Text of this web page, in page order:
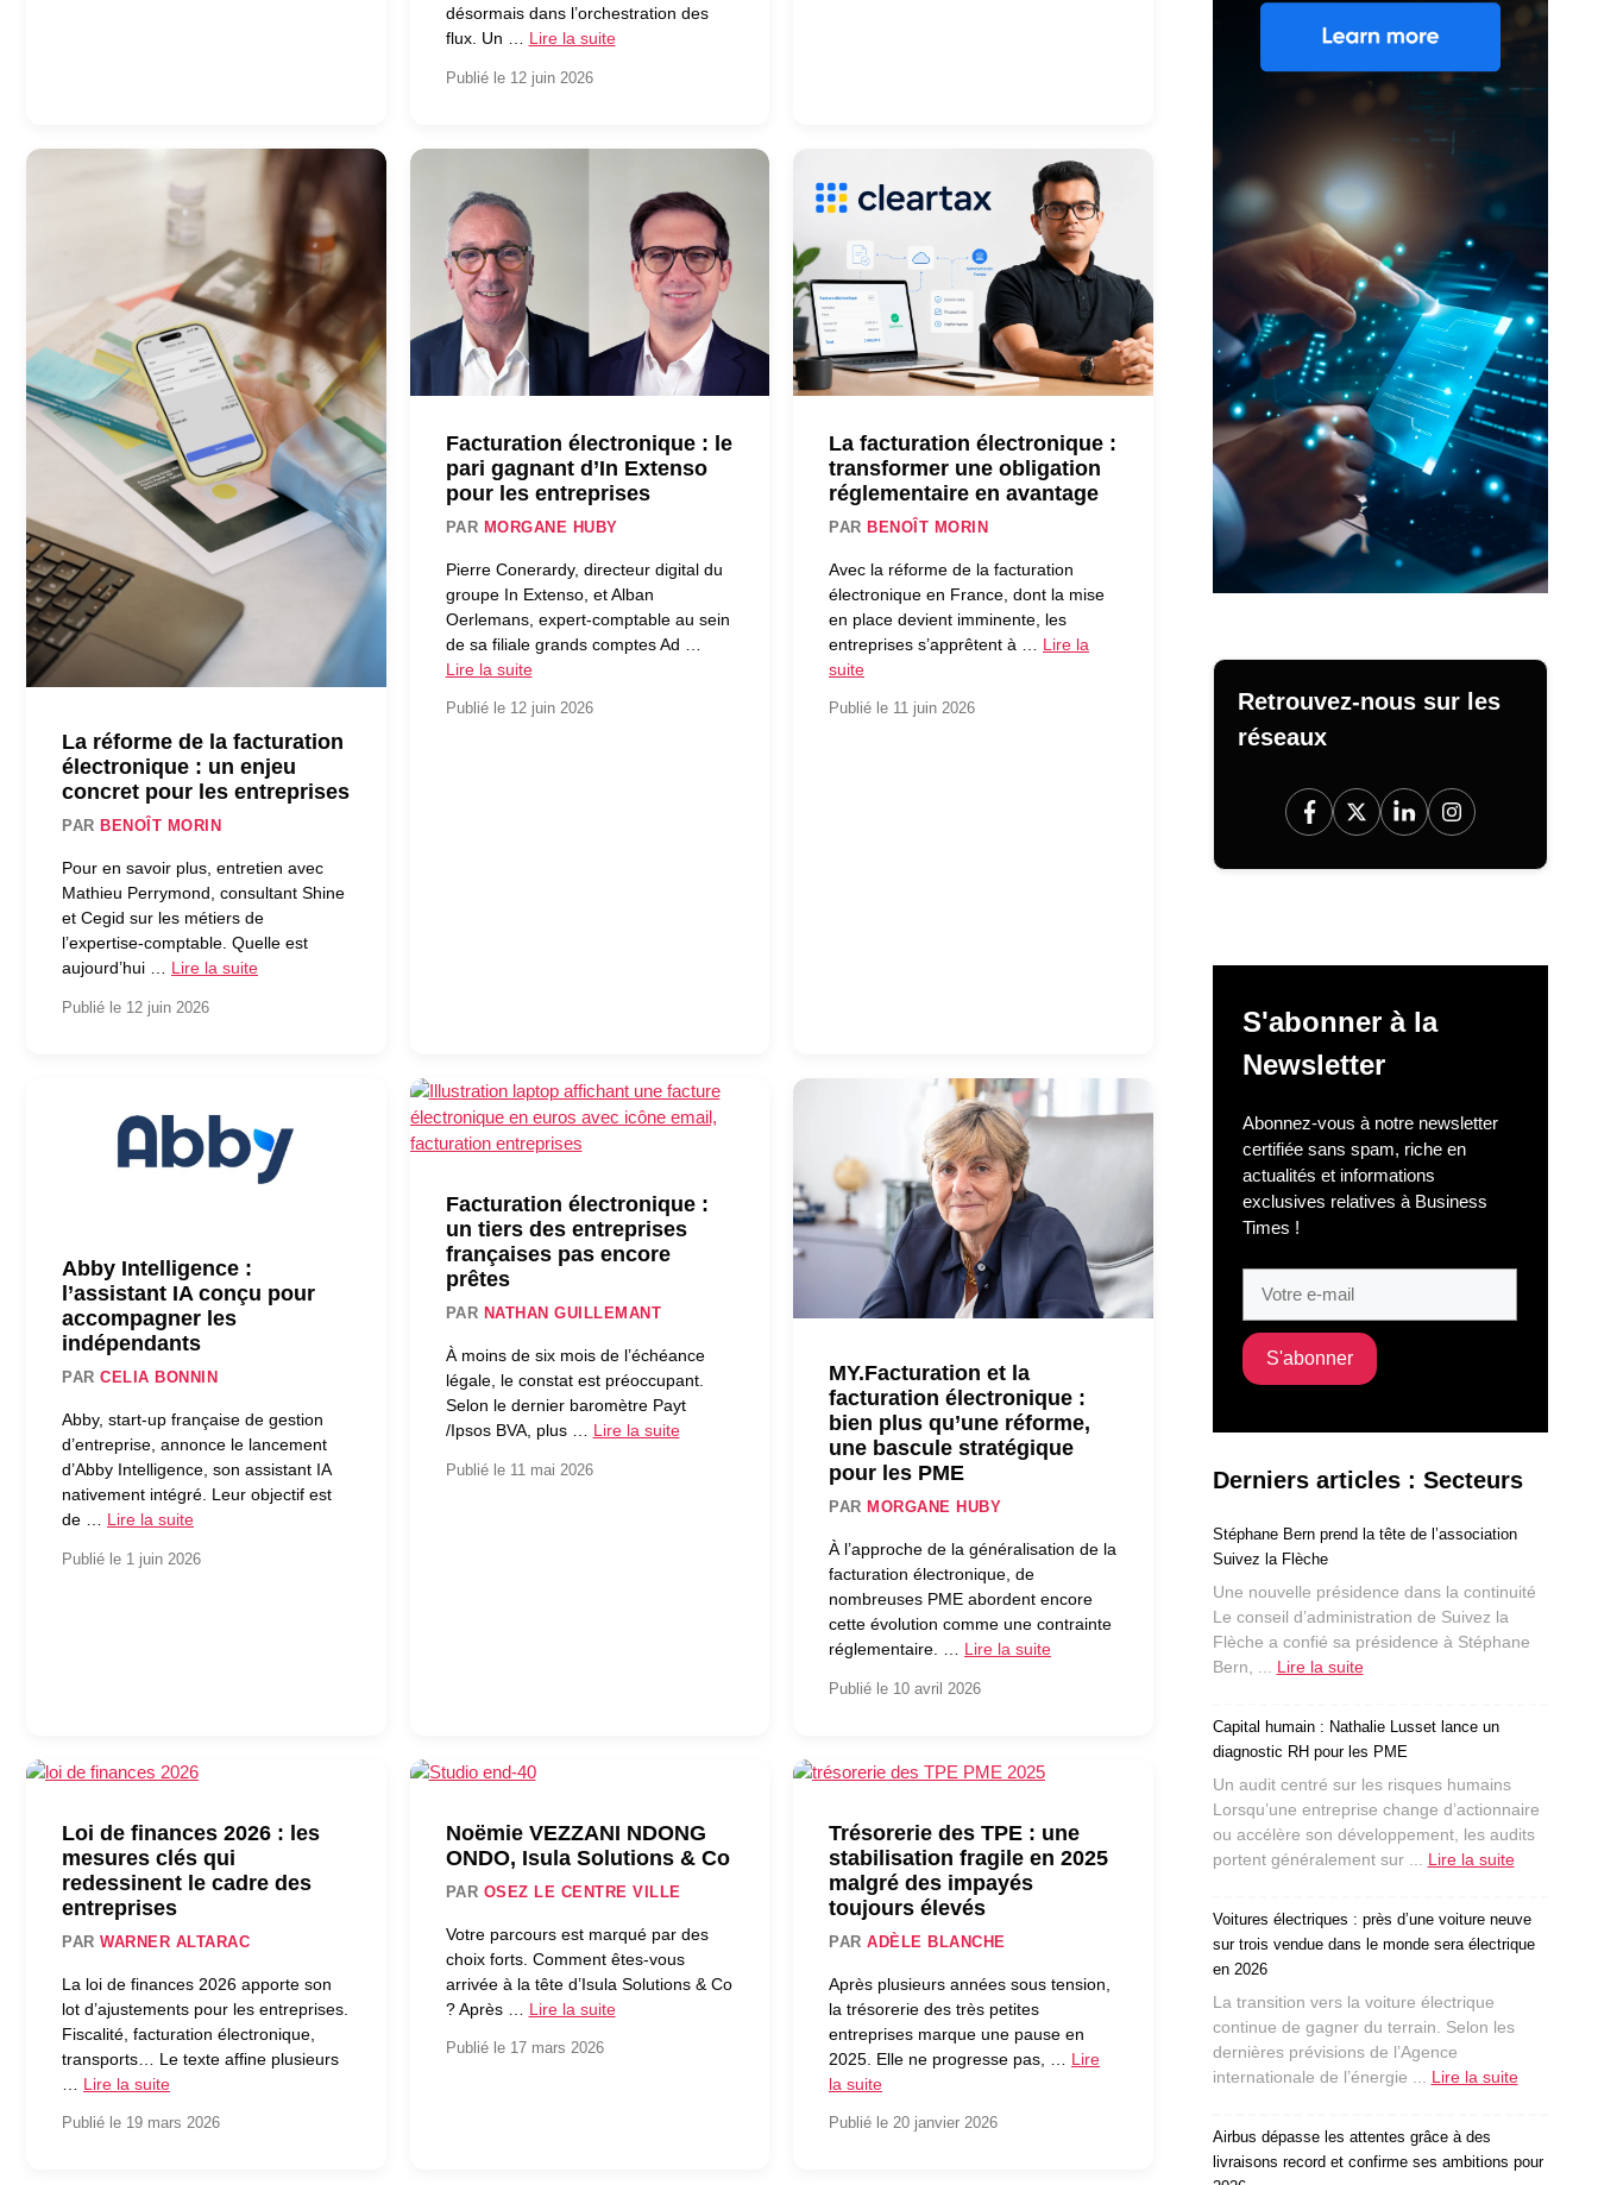
désormais dans l’orchestration des
flux. Un … Lire la suite
Publié le 12 juin 2026
La réforme de la facturation
électronique : un enjeu
concret pour les entreprises
PAR BENOÎT MORIN
Pour en savoir plus, entretien avec
Mathieu Perrymond, consultant Shine
et Cegid sur les métiers de
l’expertise-comptable. Quelle est
aujourd’hui … Lire la suite
Publié le 12 juin 2026
Facturation électronique : le
pari gagnant d’In Extenso
pour les entreprises
PAR MORGANE HUBY
Pierre Conerardy, directeur digital du
groupe In Extenso, et Alban
Oerlemans, expert-comptable au sein
de sa filiale grands comptes Ad …
Lire la suite
Publié le 12 juin 2026
La facturation électronique :
transformer une obligation
réglementaire en avantage
PARBENOÎT MORIN
Avec la réforme de la facturation
électronique en France, dont la mise
en place devient imminente, les
entreprises s’apprêtent à … Lire la
suite
Publié le 11 juin 2026
Abby Intelligence :
l’assistant IA conçu pour
accompagner les
indépendants
PARCELIA BONNIN
Abby, start-up française de gestion
d’entreprise, annonce le lancement
d’Abby Intelligence, son assistant IA
nativement intégré. Leur objectif est
de … Lire la suite
Publié le 1 juin 2026
Facturation électronique :
un tiers des entreprises
françaises pas encore
prêtes
PAR NATHAN GUILLEMANT
À moins de six mois de l’échéance
légale, le constat est préoccupant.
Selon le dernier baromètre Payt
/Ipsos BVA, plus … Lire la suite
Publié le 11 mai 2026
MY.Facturation et la
facturation électronique :
bien plus qu’une réforme,
une bascule stratégique
pour les PME
PAR MORGANE HUBY
À l’approche de la généralisation de la
facturation électronique, de
nombreuses PME abordent encore
cette évolution comme une contrainte
réglementaire. … Lire la suite
Publié le 10 avril 2026
Loi de finances 2026 : les
mesures clés qui
redessinent le cadre des
entreprises
PARWARNER ALTARAC
La loi de finances 2026 apporte son
lot d’ajustements pour les entreprises.
Fiscalité, facturation électronique,
transports… Le texte affine plusieurs
Lire la suite
Publié le 19 mars 2026
Noëmie VEZZANI NDONG
ONDO, Isula Solutions & Co
PAR OSEZ LE CENTRE VILLE
Votre parcours est marqué par des
choix forts. Comment êtes-vous
arrivée à la tête d’Isula Solutions & Co
? Après … Lire la suite
Publié le 17 mars 2026
Trésorerie des TPE : une
stabilisation fragile en 2025
malgré des impayés
toujours élevés
PARADÈLE BLANCHE
Après plusieurs années sous tension,
la trésorerie des très petites
entreprises marque une pause en
2025. Elle ne progresse pas, … Lire
la suite
Publié le 20 janvier 2026
Retrouvez-nous sur les
réseaux
S'abonner à la
Newsletter
Abonnez-vous à notre newsletter
certifiée sans spam, riche en
actualités et informations
exclusives relatives à Business
Times !
Derniers articles : Secteurs
Stéphane Bern prend la tête de l’association
Suivez la Flèche
Une nouvelle présidence dans la continuité
Le conseil d’administration de Suivez la
Flèche a confié sa présidence à Stéphane
Bern, ... Lire la suite
Capital humain : Nathalie Lusset lance un
diagnostic RH pour les PME
Un audit centré sur les risques humains
Lorsqu’une entreprise change d’actionnaire
ou accélère son développement, les audits
portent généralement sur ... Lire la suite
Voitures électriques : près d’une voiture neuve
sur trois vendue dans le monde sera électrique
en 2026
La transition vers la voiture électrique
continue de gagner du terrain. Selon les
dernières prévisions de l’Agence
internationale de l’énergie ... Lire la suite
Airbus dépasse les attentes grâce à des
livraisons record et confirme ses ambitions pour